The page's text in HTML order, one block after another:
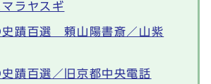
マラヤスギ
史蹟百選 頼山陽書斎／山紫
史蹟百選／旧京都中央電話